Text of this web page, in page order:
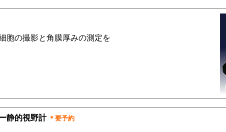
胞の撮影と角膜厚みの測定を
静的視野計 ＊要予約